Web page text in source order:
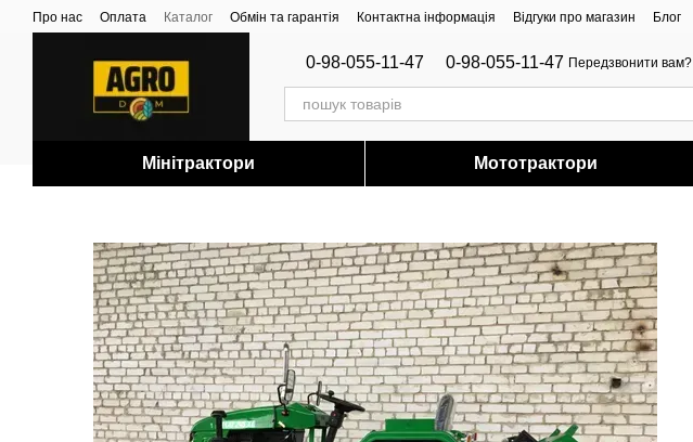
Перейти до основного контенту
Про нас Оплата Каталог Обмін та гарантія Контактна інформація Відгуки про магазин Блог
0-98-055-11-47 0-98-055-11-47 Передзвонити вам?
Мінітрактори Мототрактори